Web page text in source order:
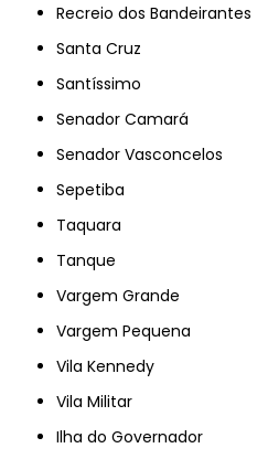
Recreio dos Bandeirantes
Santa Cruz
Santíssimo
Senador Camará
Senador Vasconcelos
Sepetiba
Taquara
Tanque
Vargem Grande
Vargem Pequena
Vila Kennedy
Vila Militar
Ilha do Governador